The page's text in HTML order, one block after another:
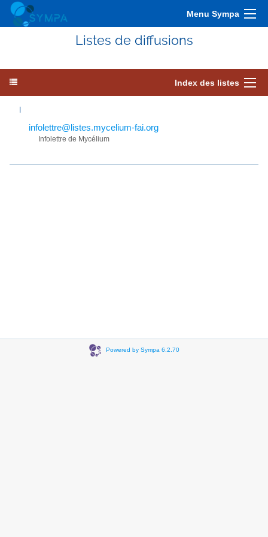
Menu Sympa
Listes de diffusions
Index des listes
I
infolettre@listes.mycelium-fai.org
Infolettre de Mycélium
Powered by Sympa 6.2.70